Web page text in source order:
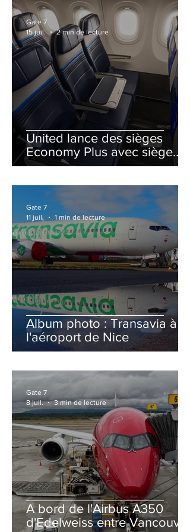
United lance des sièges
Economy Plus avec siège
central neutralisé
Gate 7
15 juil.
2 min de lecture
Album photo : Transavia à
l'aéroport de Nice
Gate 7
11 juil.
1 min de lecture
A bord de l'Airbus A350
d'Edelweiss entre Vancouver
Gate 7
8 juil.
3 min de lecture